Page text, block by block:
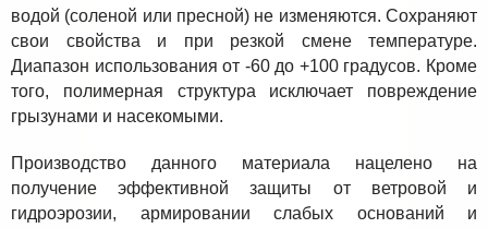
водой (соленой или пресной) не изменяются. Сохраняют
свои свойства и при резкой смене температуре.
Диапазон использования от -60 до +100 градусов. Кроме
того, полимерная структура исключает повреждение
грызунами и насекомыми.
Производство данного материала нацелено на
получение эффективной защиты от ветровой и
гидроэрозии, армировании слабых оснований и